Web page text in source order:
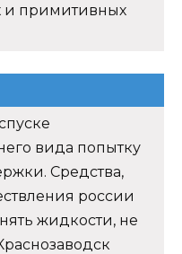
и примитивных
вида попытку
Средства,
россии
жидкости, не